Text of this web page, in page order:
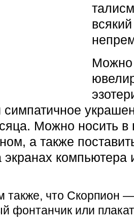
Можно
симпатичное
Можно носить в
а также
экранах компьютера
также, что Скорпион —
фонтанчик или